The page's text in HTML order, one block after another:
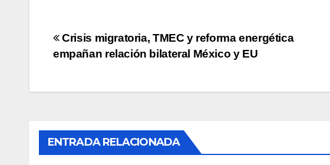
Navegación
de
entradas
Crisis migratoria, TMEC y reforma energética
empañan relación bilateral México y EU
ENTRADA RELACIONADA